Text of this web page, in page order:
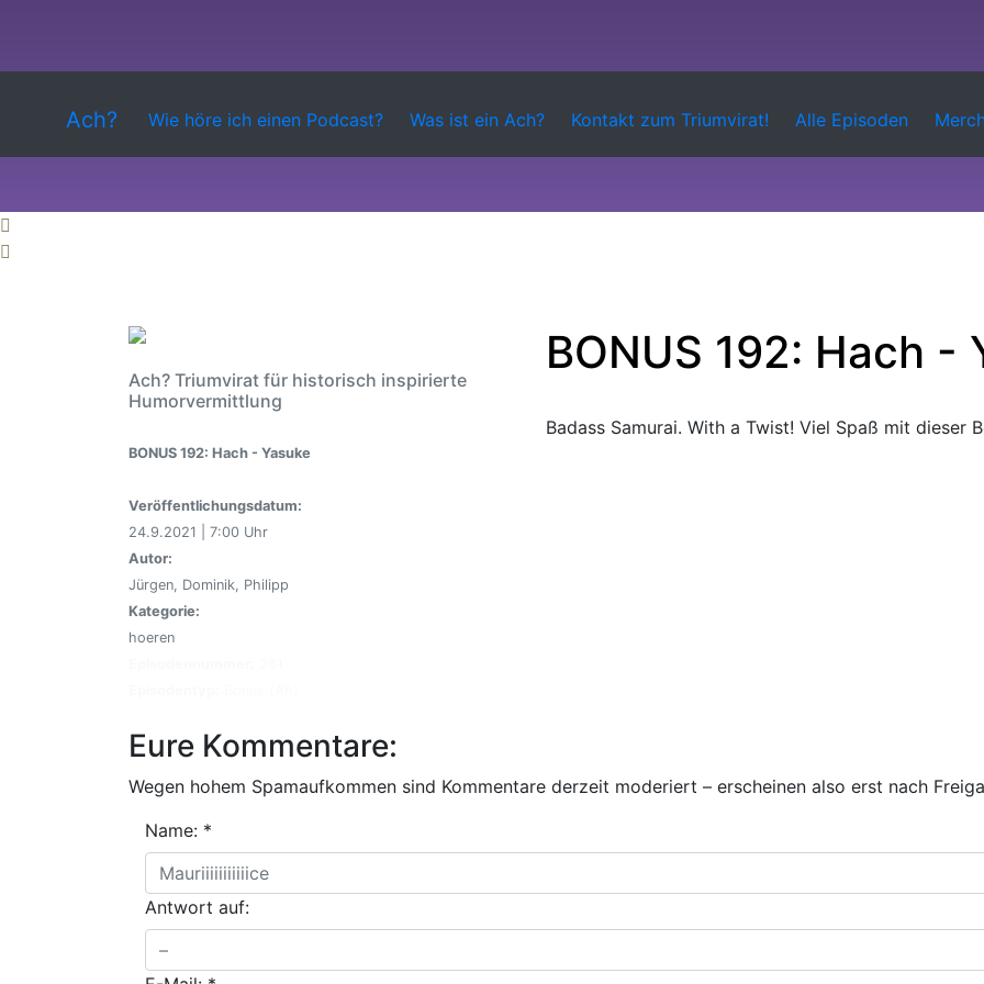
Ach? Wie höre ich einen Podcast? Was ist ein Ach? Kontakt zum Triumvirat! Alle Episoden
Ach? Triumvirat für historisch inspirierte
Humorvermittlung
BONUS 192: Hach - Yasuke
Veröffentlichungsdatum:
24.9.2021 | 7:00 Uhr
Autor:
Jürgen, Dominik, Philipp
Kategorie:
hoeren
BONUS 192: Hach -
Badass Samurai. With a Twist! Viel Spaß mit dieser
Eure Kommentare:
Wegen hohem Spamaufkommen sind Kommentare derzeit moderiert – erscheinen also erst nach
Name: *
Antwort auf: